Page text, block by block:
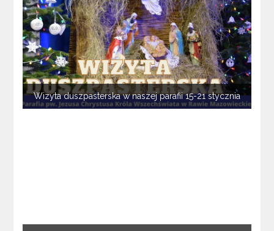
Wizyta duszpasterska w naszej parafii 15-21 stycznia